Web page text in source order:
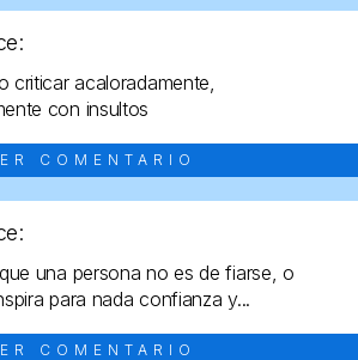
criticar acaloradamente,
con insultos
COMENTARIO
una persona no es de fiarse, o
para nada confianza y...
COMENTARIO